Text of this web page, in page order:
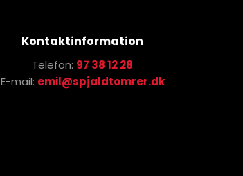
Kontaktinformation
Telefon: 97 38 12 28
E-mail: emil@spjaldtomrer.dk